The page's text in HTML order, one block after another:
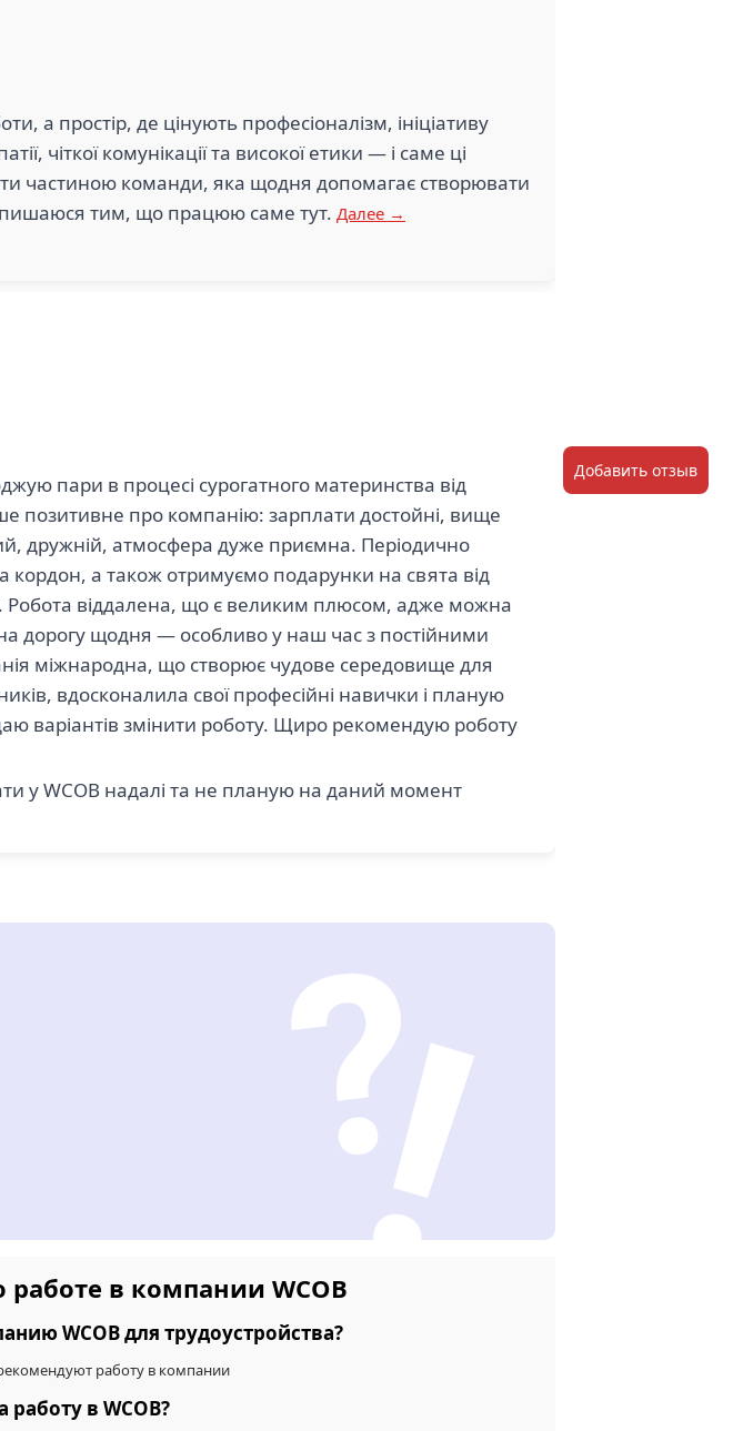
а простір, де цінують професіоналізм, ініціативу
чіткої комунікації та високої етики — і саме ці
частиною команди, яка щодня допомагає створювати
пишаюся тим, що працюю саме тут. Далее →
пари в процесі сурогатного материнства від
позитивне про компанію: зарплати достойні, вище
дружній, атмосфера дуже приємна. Періодично
кордон, а також отримуємо подарунки на свята від
Робота віддалена, що є великим плюсом, адже можна
дорогу щодня — особливо у наш час з постійними
міжнародна, що створює чудове середовище для
вдосконалила свої професійні навички і планую
варіантів змінити роботу. Щиро рекомендую роботу
у WCOB надалі та не планую на даний момент
в компании WCOB
WCOB для трудоустройства?
работу в компании
в WCOB?
Добавить отзыв